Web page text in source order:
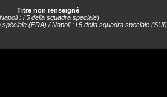
Titre non renseigné
Napoli : i 5 della squadra speciale)
(FRA) / Napoli : i 5 della squadra speciale (SUI)